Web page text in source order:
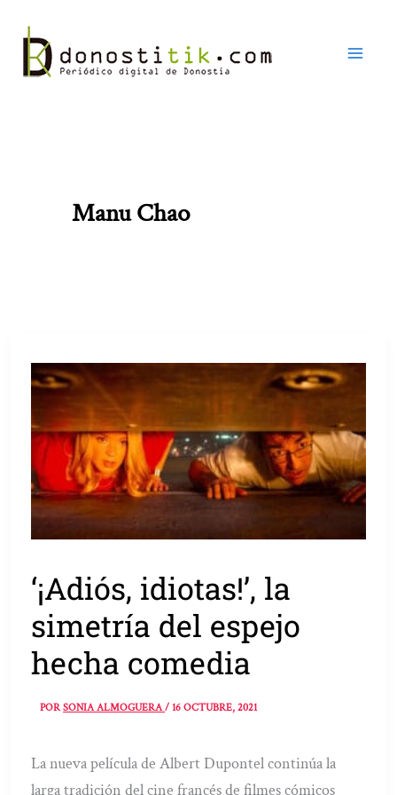
contenido
Manu Chao
‘¡Adiós, idiotas!’, la
simetría del espejo
hecha comedia
PORSONIA ALMOGUERA/16 OCTUBRE, 2021
La nueva película de Albert Dupontel continúa la
larga tradición del cine francés de filmes cómicos